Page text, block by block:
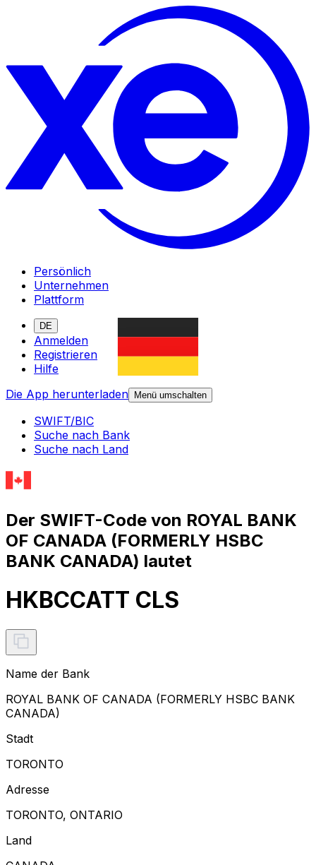
Persönlich
Unternehmen
Plattform
DE
Anmelden
Registrieren
Hilfe
Die App herunterladen
Menü umschalten
SWIFT/BIC
Suche nach Bank
Suche nach Land
Der SWIFT-Code von ROYAL BANK
OF CANADA (FORMERLY HSBC
BANK CANADA) lautet
HKBCCATT CLS
Name der Bank
ROYAL BANK OF CANADA (FORMERLY HSBC BANK
CANADA)
Stadt
TORONTO
Adresse
TORONTO, ONTARIO
Land